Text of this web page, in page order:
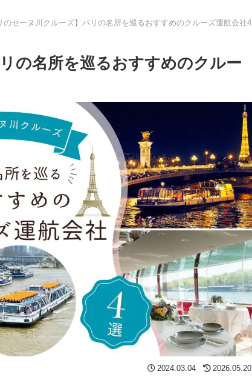
のセーヌ川クルーズ】パリの名所を巡るおすすめのクルーズ運航会社4
の名所を巡るおすすめのクルー
2024.03.04 2026.05.20